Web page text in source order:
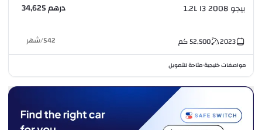
بيجو 2008 1.2L I3 درهم 34,625
2023
52,500كم 542
/شهر
مواصفات خليجية•متاحة للتمويل